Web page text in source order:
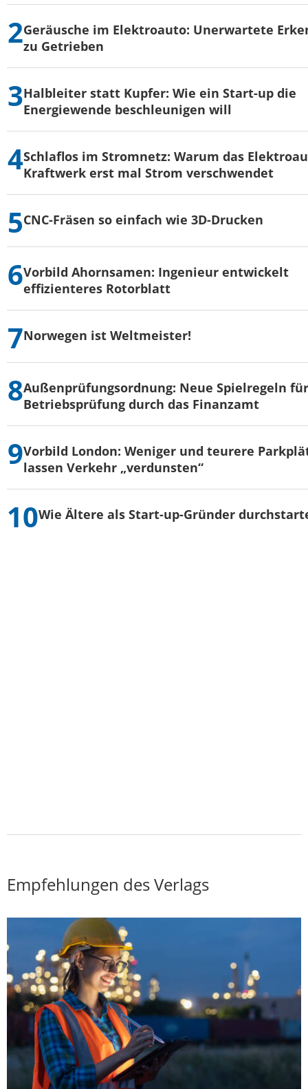
Geräusche im Elektroauto: Unerwartete
zu Getrieben
Halbleiter statt Kupfer: Wie ein Start-up die
Energiewende beschleunigen will
Schlaflos im Stromnetz: Warum das
Kraftwerk erst mal Strom verschwendet
CNC-Fräsen so einfach wie 3D-Drucken
Vorbild Ahornsamen: Ingenieur entwickelt
effizienteres Rotorblatt
Norwegen ist Weltmeister!
Außenprüfungsordnung: Neue Spielregeln
Betriebsprüfung durch das Finanzamt
Vorbild London: Weniger und teurere
lassen Verkehr „verdunsten“
Wie Ältere als Start-up-Gründer
Empfehlungen des Verlags